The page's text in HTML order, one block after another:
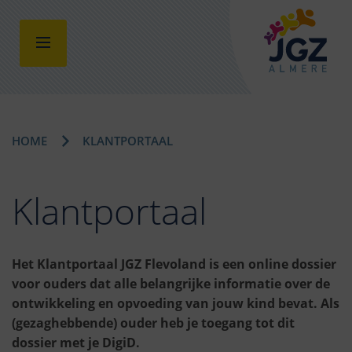
HOME KLANTPORTAAL
Klantportaal
Het Klantportaal JGZ Flevoland is een online dossier
voor ouders dat alle belangrijke informatie over de
ontwikkeling en opvoeding van jouw kind bevat. Als
(gezaghebbende) ouder heb je toegang tot dit
dossier met je DigiD.